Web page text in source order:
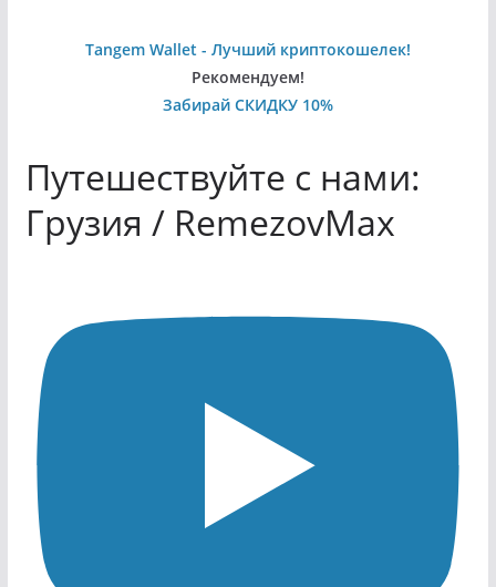
Tangem Wallet - Лучший криптокошелек!
Рекомендуем!
Забирай СКИДКУ 10%
Путешествуйте с нами:
Грузия / RemezovMax